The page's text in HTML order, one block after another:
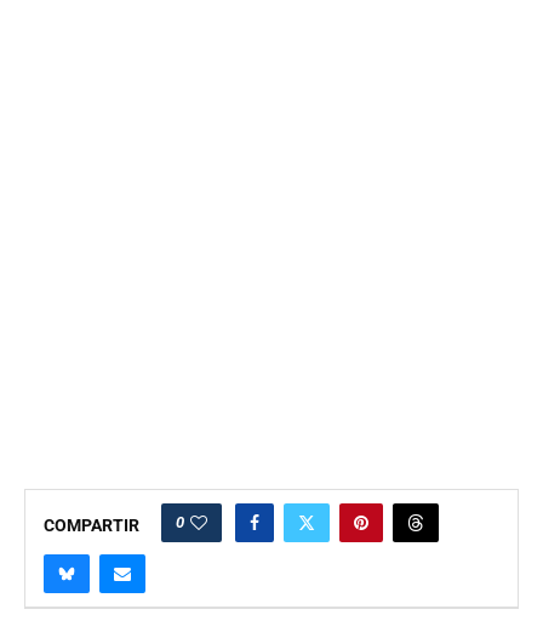
COMPARTIR 0